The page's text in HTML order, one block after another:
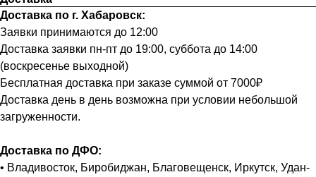
Доставка по г. Хабаровск:
Заявки принимаются до 12:00
Доставка заявки пн-пт до 19:00, суббота до 14:00
(воскресенье выходной)
Бесплатная доставка при заказе суммой от 7000₽
Доставка день в день возможна при условии небольшой
загруженности.
Доставка по ДФО:
• Владивосток, Биробиджан, Благовещенск, Иркутск, Удан-